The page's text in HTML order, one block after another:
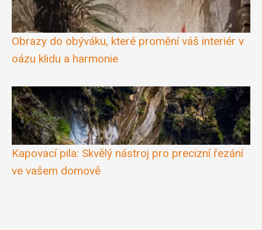
Obrazy do obýváku, které promění váš interiér v
oázu klidu a harmonie
Kapovací pila: Skvělý nástroj pro precizní řezání
ve vašem domově